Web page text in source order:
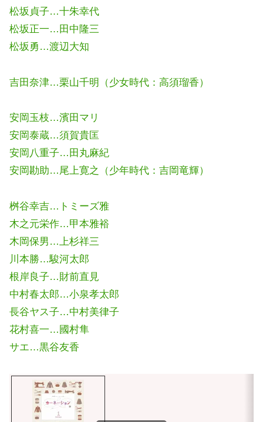
松坂貞子…十朱幸代
松坂正一…田中隆三
松坂勇…渡辺大知
吉田奈津…栗山千明（少女時代：高須瑠香）
安岡玉枝…濱田マリ
安岡泰蔵…須賀貴匡
安岡八重子…田丸麻紀
安岡勘助…尾上寛之（少年時代：吉岡竜輝）
桝谷幸吉…トミーズ雅
木之元栄作…甲本雅裕
木岡保男…上杉祥三
川本勝…駿河太郎
根岸良子…財前直見
中村春太郎…小泉孝太郎
長谷ヤス子…中村美律子
花村喜一…國村隼
サエ…黒谷友香